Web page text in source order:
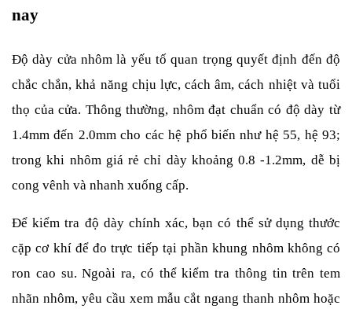
nay
Độ dày cửa nhôm là yếu tố quan trọng quyết định đến độ
chắc chắn, khả năng chịu lực, cách âm, cách nhiệt và tuổi
thọ của cửa. Thông thường, nhôm đạt chuẩn có độ dày từ
1.4mm đến 2.0mm cho các hệ phổ biến như hệ 55, hệ 93;
trong khi nhôm giá rẻ chỉ dày khoảng 0.8 -1.2mm, dễ bị
cong vênh và nhanh xuống cấp.
Để kiểm tra độ dày chính xác, bạn có thể sử dụng thước
cặp cơ khí để đo trực tiếp tại phần khung nhôm không có
ron cao su. Ngoài ra, có thể kiểm tra thông tin trên tem
nhãn nhôm, yêu cầu xem mẫu cắt ngang thanh nhôm hoặc